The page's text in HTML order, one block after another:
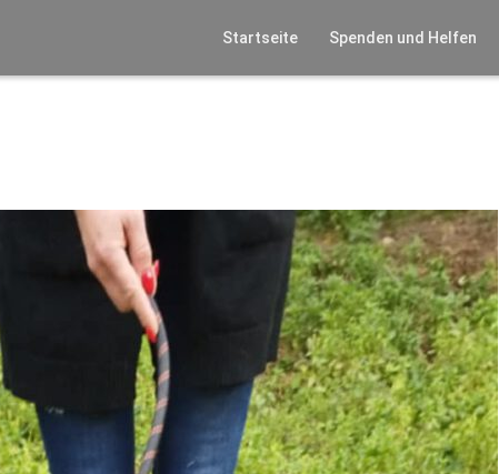
Startseite Spenden und Helfen